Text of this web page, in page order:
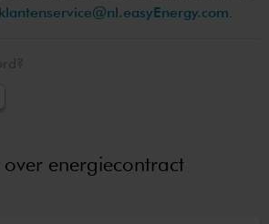
klantenservice@nl.easyEnergy.com
energiecontract